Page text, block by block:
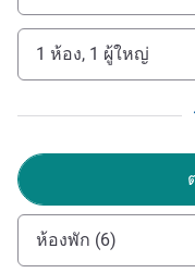
Street and Mount
Street Station is 1
parking is available at
Welcome to Novotel
contemporary design,
service come
Quarter-perfect for
stays.
1 ห้อง, 1 ผู้ใหญ่
ห้องพัก (6)